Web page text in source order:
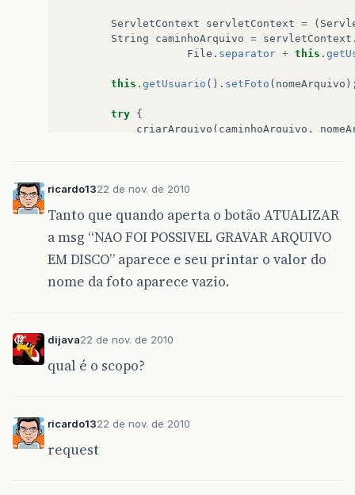
ServletContext servletContext = (
String
caminhoArquivo = servletContext
File . separator + this .
this . getUsuario (). setFoto ( nomeArquivo
try {
criarArquivo ( caminhoArquivo ,
}
ricardo1322 de nov. de 2010
Tanto que quando aperta o botão ATUALIZAR
a msg “NAO FOI POSSIVEL GRAVAR ARQUIVO
EM DISCO” aparece e seu printar o valor do
nome da foto aparece vazio.
dijava22 de nov. de 2010
qual é o scopo?
ricardo1322 de nov. de 2010
request